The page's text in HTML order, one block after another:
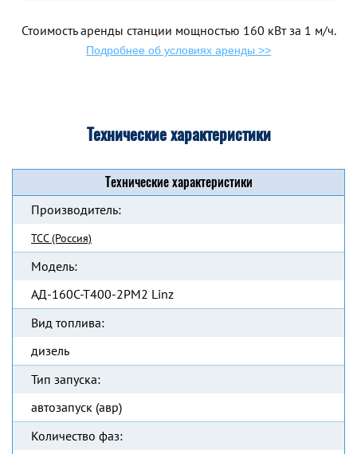
Стоимость аренды станции мощностью 160 кВт за 1 м/ч.
Подробнее об условиях аренды >>
Технические характеристики
Технические характеристики
Производитель:
ТСС (Россия)
Модель:
АД-160С-Т400-2РМ2 Linz
Вид топлива:
дизель
Тип запуска:
автозапуск (авр)
Количество фаз: